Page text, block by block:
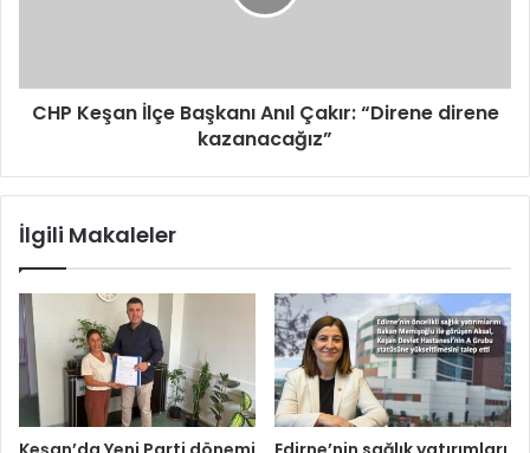
CHP Keşan İlçe Başkanı Anıl Çakır: “Direne direne
kazanacağız”
İlgili Makaleler